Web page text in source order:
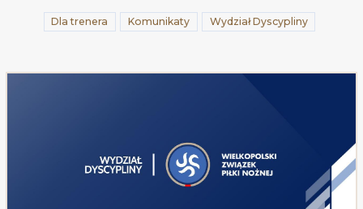
Dla trenera Komunikaty Wydział Dyscypliny